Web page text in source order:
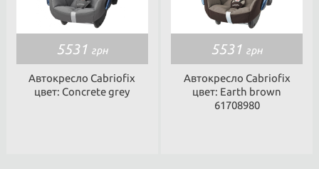
5531 грн
Автокресло Cabriofix
цвет: Concrete grey
5531 грн
Автокресло Cabriofix
цвет: Earth brown
61708980